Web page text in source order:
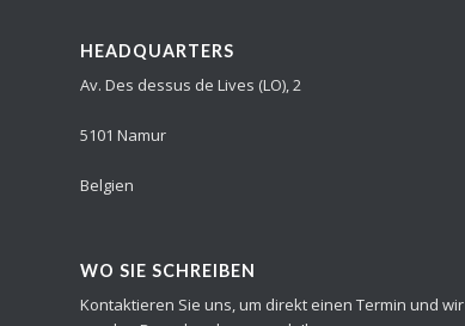
HEADQUARTERS
Av. Des dessus de Lives (LO), 2
5101 Namur
Belgien
WO SIE SCHREIBEN
Kontaktieren Sie uns, um direkt einen Termin und wir